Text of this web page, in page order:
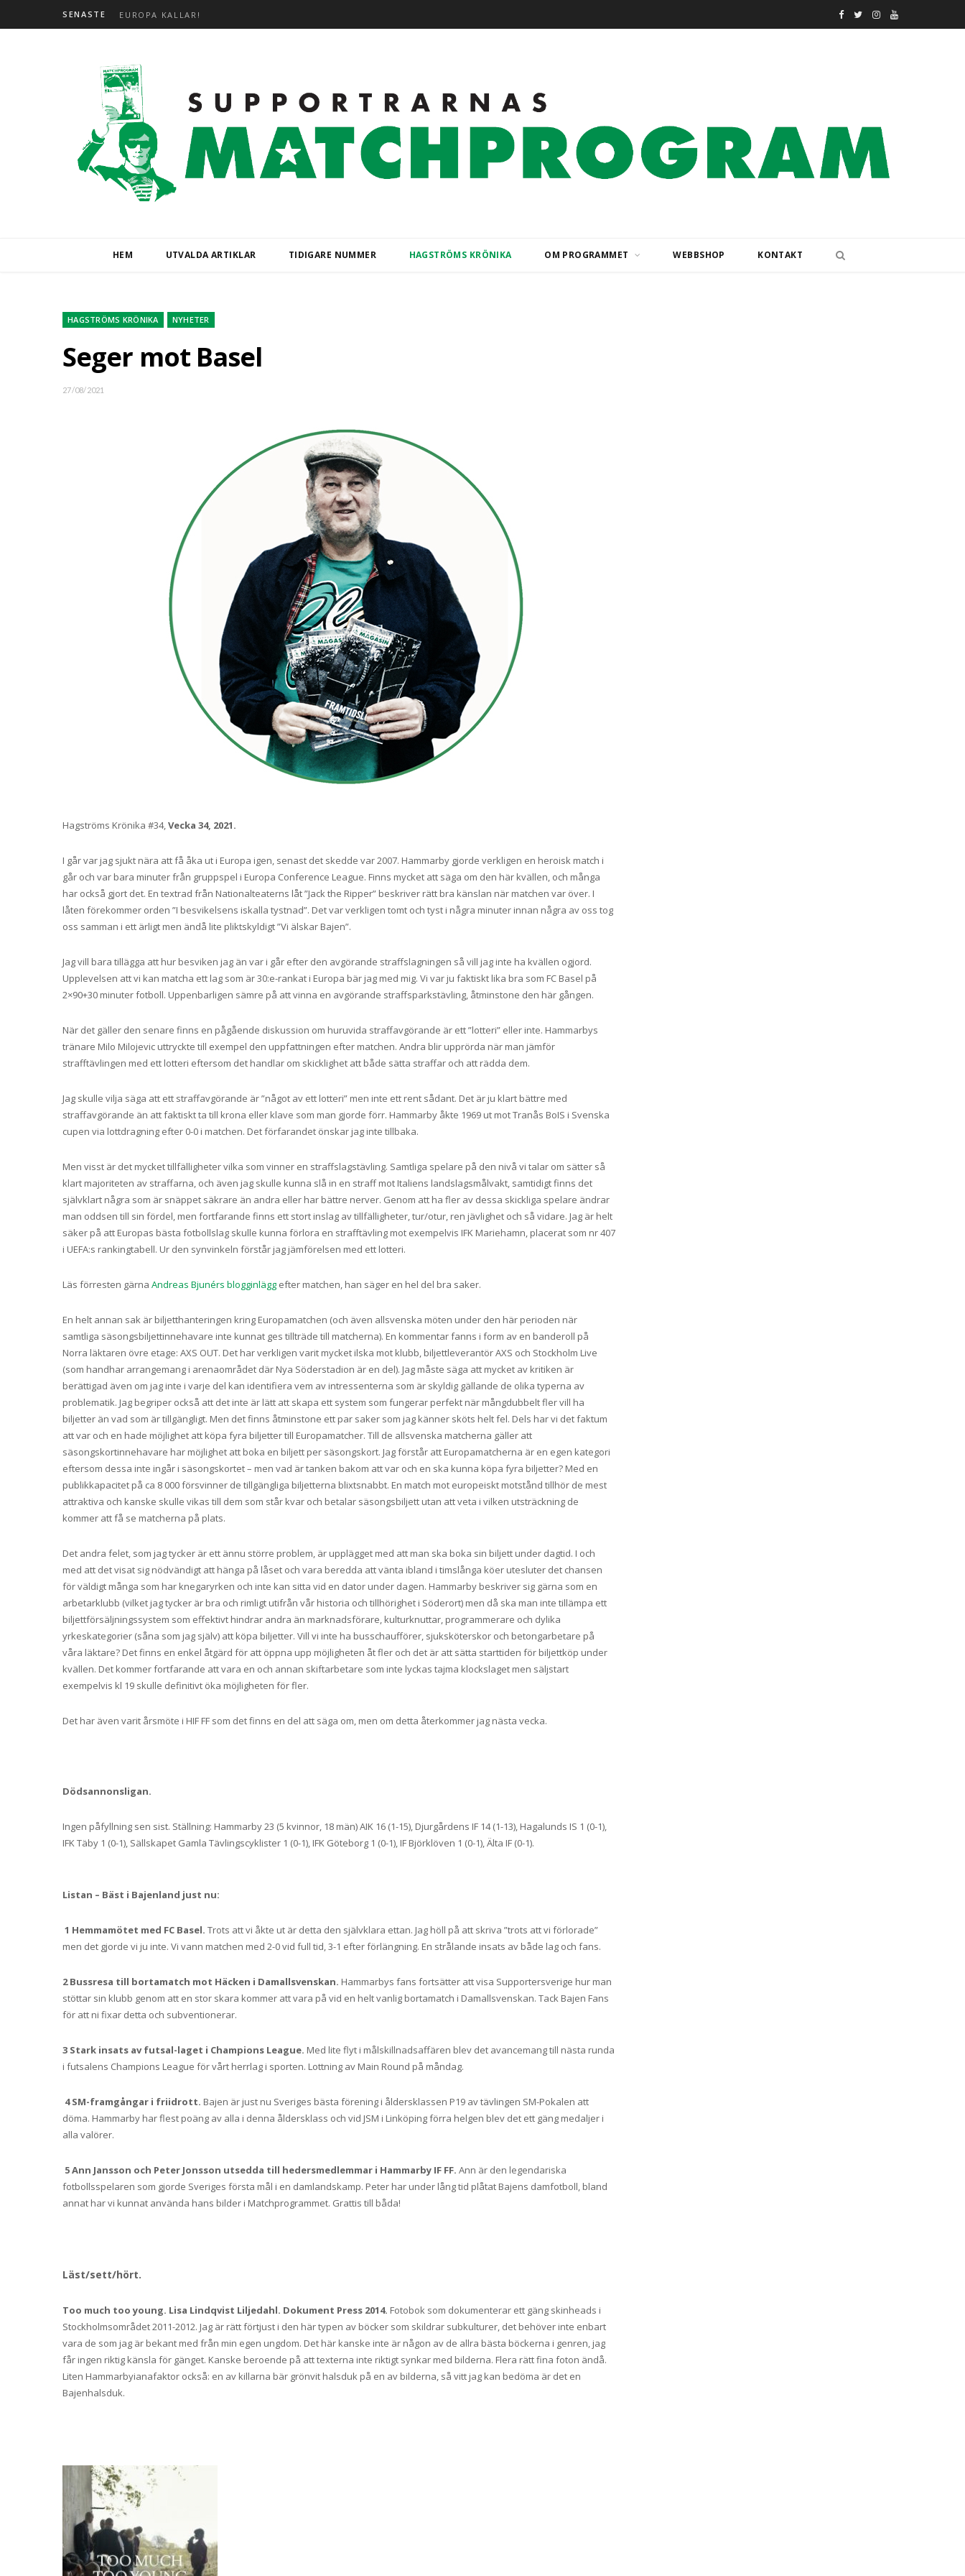
SENASTE EUROPA KALLAR! F
b
o
T
t
e
I
a
Y
HEM UTVALDA ARTIKLAR TIDIGARE NUMMER HAGSTRÖMS KRÖNIKA OM PROGRAMMET WEBBSHOP KONTAKT
HAGSTRÖMS KRÖNIKA NYHETER
Seger mot Basel
27/08/2021
Hagströms Krönika #34,Vecka 34, 2021.
I går var jag sjukt nära att få åka ut i Europa igen, senast det skedde var 2007. Hammarby gjorde verkligen en heroisk match i
går och var bara minuter från gruppspel i Europa Conference League. Finns mycket att säga om den här kvällen, och många
har också gjort det. En textrad från Nationalteaterns låt ”Jack the Ripper” beskriver rätt bra känslan när matchen var över. I
låten förekommer orden ”I besvikelsens iskalla tystnad”. Det var verkligen tomt och tyst i några minuter innan några av oss tog
oss samman i ett ärligt men ändå lite pliktskyldigt ”Vi älskar Bajen”.
Jag vill bara tillägga att hur besviken jag än var i går efter den avgörande straffslagningen så vill jag inte ha kvällen ogjord.
Upplevelsen att vi kan matcha ett lag som är 30:e-rankat i Europa bär jag med mig. Vi var ju faktiskt lika bra som FC Basel på
2×90+30 minuter fotboll. Uppenbarligen sämre på att vinna en avgörande straffsparkstävling, åtminstone den här gången.
När det gäller den senare finns en pågående diskussion om huruvida straffavgörande är ett ”lotteri” eller inte. Hammarbys
tränare Milo Milojevic uttryckte till exempel den uppfattningen efter matchen. Andra blir upprörda när man jämför
strafftävlingen med ett lotteri eftersom det handlar om skicklighet att både sätta straffar och att rädda dem.
Jag skulle vilja säga att ett straffavgörande är ”något av ett lotteri” men inte ett rent sådant. Det är ju klart bättre med
straffavgörande än att faktiskt ta till krona eller klave som man gjorde förr. Hammarby åkte 1969 ut mot Tranås BoIS i Svenska
cupen via lottdragning efter 0-0 i matchen. Det förfarandet önskar jag inte tillbaka.
Men visst är det mycket tillfälligheter vilka som vinner en straffslagstävling. Samtliga spelare på den nivå vi talar om sätter så
klart majoriteten av straffarna, och även jag skulle kunna slå in en straff mot Italiens landslagsmålvakt, samtidigt finns det
självklart några som är snäppet säkrare än andra eller har bättre nerver. Genom att ha fler av dessa skickliga spelare ändrar
man oddsen till sin fördel, men fortfarande finns ett stort inslag av tillfälligheter, tur/otur, ren jävlighet och så vidare. Jag är helt
säker på att Europas bästa fotbollslag skulle kunna förlora en strafftävling mot exempelvis IFK Mariehamn, placerat som nr 407
i UEFA:s rankingtabell. Ur den synvinkeln förstår jag jämförelsen med ett lotteri.
Läs förresten gärna Andreas Bjunérs blogginlägg efter matchen, han säger en hel del bra saker.
En helt annan sak är biljetthanteringen kring Europamatchen (och även allsvenska möten under den här perioden när
samtliga säsongsbiljettinnehavare inte kunnat ges tillträde till matcherna). En kommentar fanns i form av en banderoll på
Norra läktaren övre etage: AXS OUT. Det har verkligen varit mycket ilska mot klubb, biljettleverantör AXS och Stockholm Live
(som handhar arrangemang i arenaområdet där Nya Söderstadion är en del). Jag måste säga att mycket av kritiken är
berättigad även om jag inte i varje del kan identifiera vem av intressenterna som är skyldig gällande de olika typerna av
problematik. Jag begriper också att det inte är lätt att skapa ett system som fungerar perfekt när mångdubbelt fler vill ha
biljetter än vad som är tillgängligt. Men det finns åtminstone ett par saker som jag känner sköts helt fel. Dels har vi det faktum
att var och en hade möjlighet att köpa fyra biljetter till Europamatcher. Till de allsvenska matcherna gäller att
säsongskortinnehavare har möjlighet att boka en biljett per säsongskort. Jag förstår att Europamatcherna är en egen kategori
eftersom dessa inte ingår i säsongskortet – men vad är tanken bakom att var och en ska kunna köpa fyra biljetter? Med en
publikkapacitet på ca 8 000 försvinner de tillgängliga biljetterna blixtsnabbt. En match mot europeiskt motstånd tillhör de mest
attraktiva och kanske skulle vikas till dem som står kvar och betalar säsongsbiljett utan att veta i vilken utsträckning de
kommer att få se matcherna på plats.
Det andra felet, som jag tycker är ett ännu större problem, är upplägget med att man ska boka sin biljett under dagtid. I och
med att det visat sig nödvändigt att hänga på låset och vara beredda att vänta ibland i timslånga köer utesluter det chansen
för väldigt många som har knegaryrken och inte kan sitta vid en dator under dagen. Hammarby beskriver sig gärna som en
arbetarklubb (vilket jag tycker är bra och rimligt utifrån vår historia och tillhörighet i Söderort) men då ska man inte tillämpa ett
biljettförsäljningssystem som effektivt hindrar andra än marknadsförare, kulturknuttar, programmerare och dylika
yrkeskategorier (såna som jag själv) att köpa biljetter. Vill vi inte ha busschaufförer, sjuksköterskor och betongarbetare på
våra läktare? Det finns en enkel åtgärd för att öppna upp möjligheten åt fler och det är att sätta starttiden för biljettköp under
kvällen. Det kommer fortfarande att vara en och annan skiftarbetare som inte lyckas tajma klockslaget men säljstart
exempelvis kl 19 skulle definitivt öka möjligheten för fler.
Det har även varit årsmöte i HIF FF som det finns en del att säga om, men om detta återkommer jag nästa vecka.
Dödsannonsligan.
Ingen påfyllning sen sist. Ställning: Hammarby 23 (5 kvinnor, 18 män) AIK 16 (1-15), Djurgårdens IF 14 (1-13), Hagalunds IS 1 (0-1),
IFK Täby 1 (0-1), Sällskapet Gamla Tävlingscyklister 1 (0-1), IFK Göteborg 1 (0-1), IF Björklöven 1 (0-1), Älta IF (0-1).
Listan – Bäst i Bajenland just nu:
1 Hemmamötet med FC Basel. Trots att vi åkte ut är detta den självklara ettan. Jag höll på att skriva ”trots att vi förlorade”
men det gjorde vi ju inte. Vi vann matchen med 2-0 vid full tid, 3-1 efter förlängning. En strålande insats av både lag och fans.
2 Bussresa till bortamatch mot Häcken i Damallsvenskan. Hammarbys fans fortsätter att visa Supportersverige hur man
stöttar sin klubb genom att en stor skara kommer att vara på vid en helt vanlig bortamatch i Damallsvenskan. Tack Bajen Fans
för att ni fixar detta och subventionerar.
3 Stark insats av futsal-laget i Champions League. Med lite flyt i målskillnadsaffären blev det avancemang till nästa runda
i futsalens Champions League för vårt herrlag i sporten. Lottning av Main Round på måndag.
4 SM-framgångar i friidrott. Bajen är just nu Sveriges bästa förening i åldersklassen P19 av tävlingen SM-Pokalen att
döma. Hammarby har flest poäng av alla i denna åldersklass och vid JSM i Linköping förra helgen blev det ett gäng medaljer i
alla valörer.
5 Ann Jansson och Peter Jonsson utsedda till hedersmedlemmar i Hammarby IF FF. Ann är den legendariska
fotbollsspelaren som gjorde Sveriges första mål i en damlandskamp. Peter har under lång tid plåtat Bajens damfotboll, bland
annat har vi kunnat använda hans bilder i Matchprogrammet. Grattis till båda!
Läst/sett/hört.
Too much too young. Lisa Lindqvist Liljedahl. Dokument Press 2014. Fotobok som dokumenterar ett gäng skinheads i
Stockholmsområdet 2011-2012. Jag är rätt förtjust i den här typen av böcker som skildrar subkulturer, det behöver inte enbart
vara de som jag är bekant med från min egen ungdom. Det här kanske inte är någon av de allra bästa böckerna i genren, jag
får ingen riktig känsla för gänget. Kanske beroende på att texterna inte riktigt synkar med bilderna. Flera rätt fina foton ändå.
Liten Hammarbyianafaktor också: en av killarna bär grönvit halsduk på en av bilderna, så vitt jag kan bedöma är det en
Bajenhalsduk.